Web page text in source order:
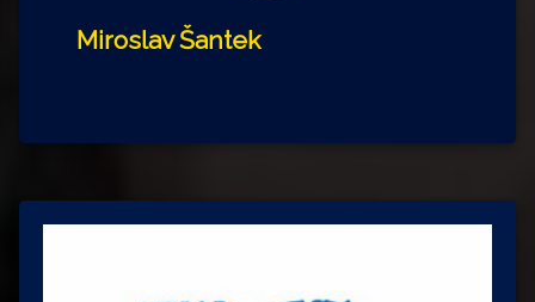
Miroslav Šantek